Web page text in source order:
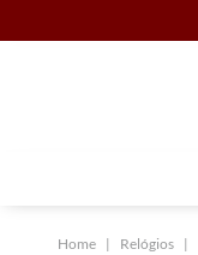
Relógios